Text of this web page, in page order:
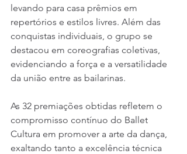
levando para casa prêmios em
repertórios e estilos livres. Além das
conquistas individuais, o grupo se
destacou em coreografias coletivas,
evidenciando a força e a versatilidade
da união entre as bailarinas.
As 32 premiações obtidas refletem o
compromisso contínuo do Ballet
Cultura em promover a arte da dança,
exaltando tanto a excelência técnica